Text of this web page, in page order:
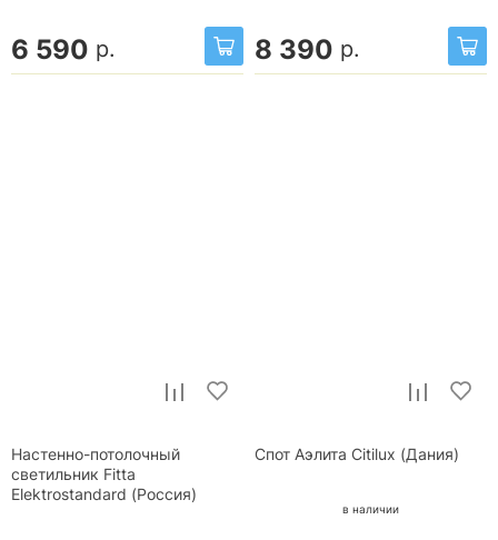
6 590 р. 8 390 р.
Настенно-потолочный
светильник Fitta
Elektrostandard (Россия)
Спот Аэлита Citilux (Дания)
в наличии